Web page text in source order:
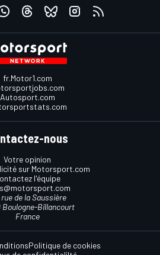
fr.Motor1.com
Autosport.com
nous
Votre opinion
sur Motorsport.com
l'équipe
de la Saussière
Boulogne-Billancourt
France
Politique de cookies